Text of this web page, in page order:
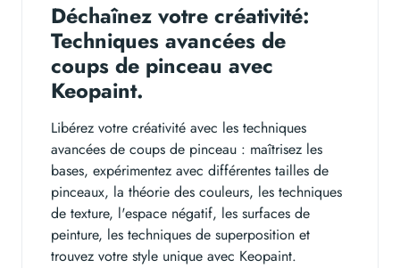
Déchaînez votre créativité:
Techniques avancées de
coups de pinceau avec
Keopaint.
Libérez votre créativité avec les techniques
avancées de coups de pinceau : maîtrisez les
bases, expérimentez avec différentes tailles de
pinceaux, la théorie des couleurs, les techniques
de texture, l'espace négatif, les surfaces de
peinture, les techniques de superposition et
trouvez votre style unique avec Keopaint.